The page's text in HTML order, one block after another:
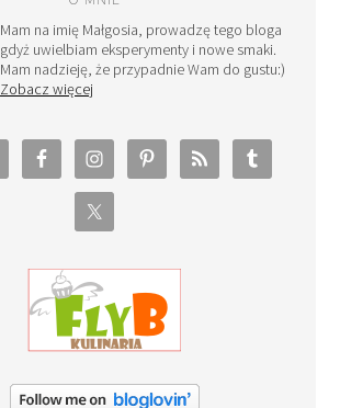
Mam na imię Małgosia, prowadzę tego bloga
gdyż uwielbiam eksperymenty i nowe smaki.
Mam nadzieję, że przypadnie Wam do gustu:)
Zobacz więcej